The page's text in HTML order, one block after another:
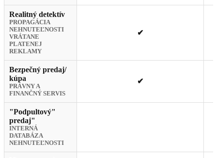
Realitný detektív
PROPAGÁCIA
NEHNUTEĽNOSTI
VRÁTANE
PLATENEJ
REKLAMY
✔
Bezpečný predaj/
kúpa
PRÁVNY A
FINANČNÝ SERVIS
✔
"Podpultový"
predaj"
INTERNÁ
DATABÁZA
NEHNUTEĽNOSTI